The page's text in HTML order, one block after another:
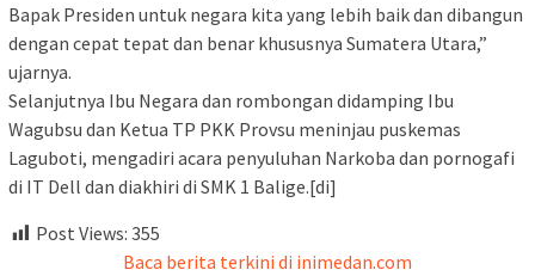
Bapak Presiden untuk negara kita yang lebih baik dan dibangun
dengan cepat tepat dan benar khususnya Sumatera Utara,”
ujarnya.
Selanjutnya Ibu Negara dan rombongan didamping Ibu
Wagubsu dan Ketua TP PKK Provsu meninjau puskemas
Laguboti, mengadiri acara penyuluhan Narkoba dan pornogafi
di IT Dell dan diakhiri di SMK 1 Balige.[di]
Post Views: 355
Baca berita terkini di inimedan.com